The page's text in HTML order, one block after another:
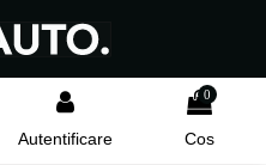
Autentificare
0
Cos